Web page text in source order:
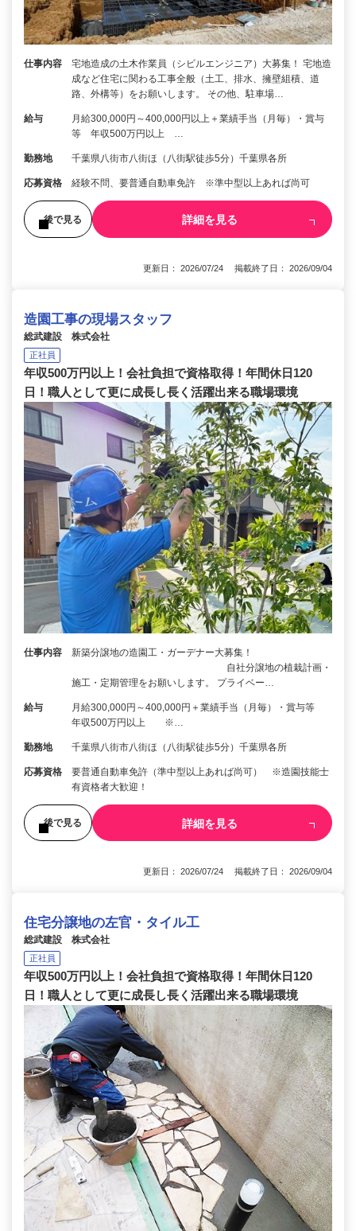
仕事内容
宅地造成の土木作業員（シビルエンジニア）大募集！ 宅地造
成など住宅に関わる工事全般（土工、排水、擁壁組積、道
路、外構等）をお願いします。 その他、駐車場…
給与
月給300,000円～400,000円以上＋業績手当（月毎）・賞与
等 年収500万円以上 …
勤務地 千葉県八街市八街ほ（八街駅徒歩5分）千葉県各所
応募資格 経験不問、要普通自動車免許 ※準中型以上あれば尚可
後で見る 詳細を見る
更新日： 2026/07/24 掲載終了日： 2026/09/04
造園工事の現場スタッフ
総武建設 株式会社
正社員
年収500万円以上！会社負担で資格取得！年間休日120
日！職人として更に成長し長く活躍出来る職場環境
仕事内容
新築分譲地の造園工・ガーデナー大募集！
自社分譲地の植栽計画・
施工・定期管理をお願いします。 プライベー…
給与
月給300,000円～400,000円＋業績手当（月毎）・賞与等
年収500万円以上 ※…
勤務地 千葉県八街市八街ほ（八街駅徒歩5分）千葉県各所
応募資格
要普通自動車免許（準中型以上あれば尚可） ※造園技能士
有資格者大歓迎！
後で見る 詳細を見る
更新日： 2026/07/24 掲載終了日： 2026/09/04
住宅分譲地の左官・タイル工
総武建設 株式会社
正社員
年収500万円以上！会社負担で資格取得！年間休日120
日！職人として更に成長し長く活躍出来る職場環境